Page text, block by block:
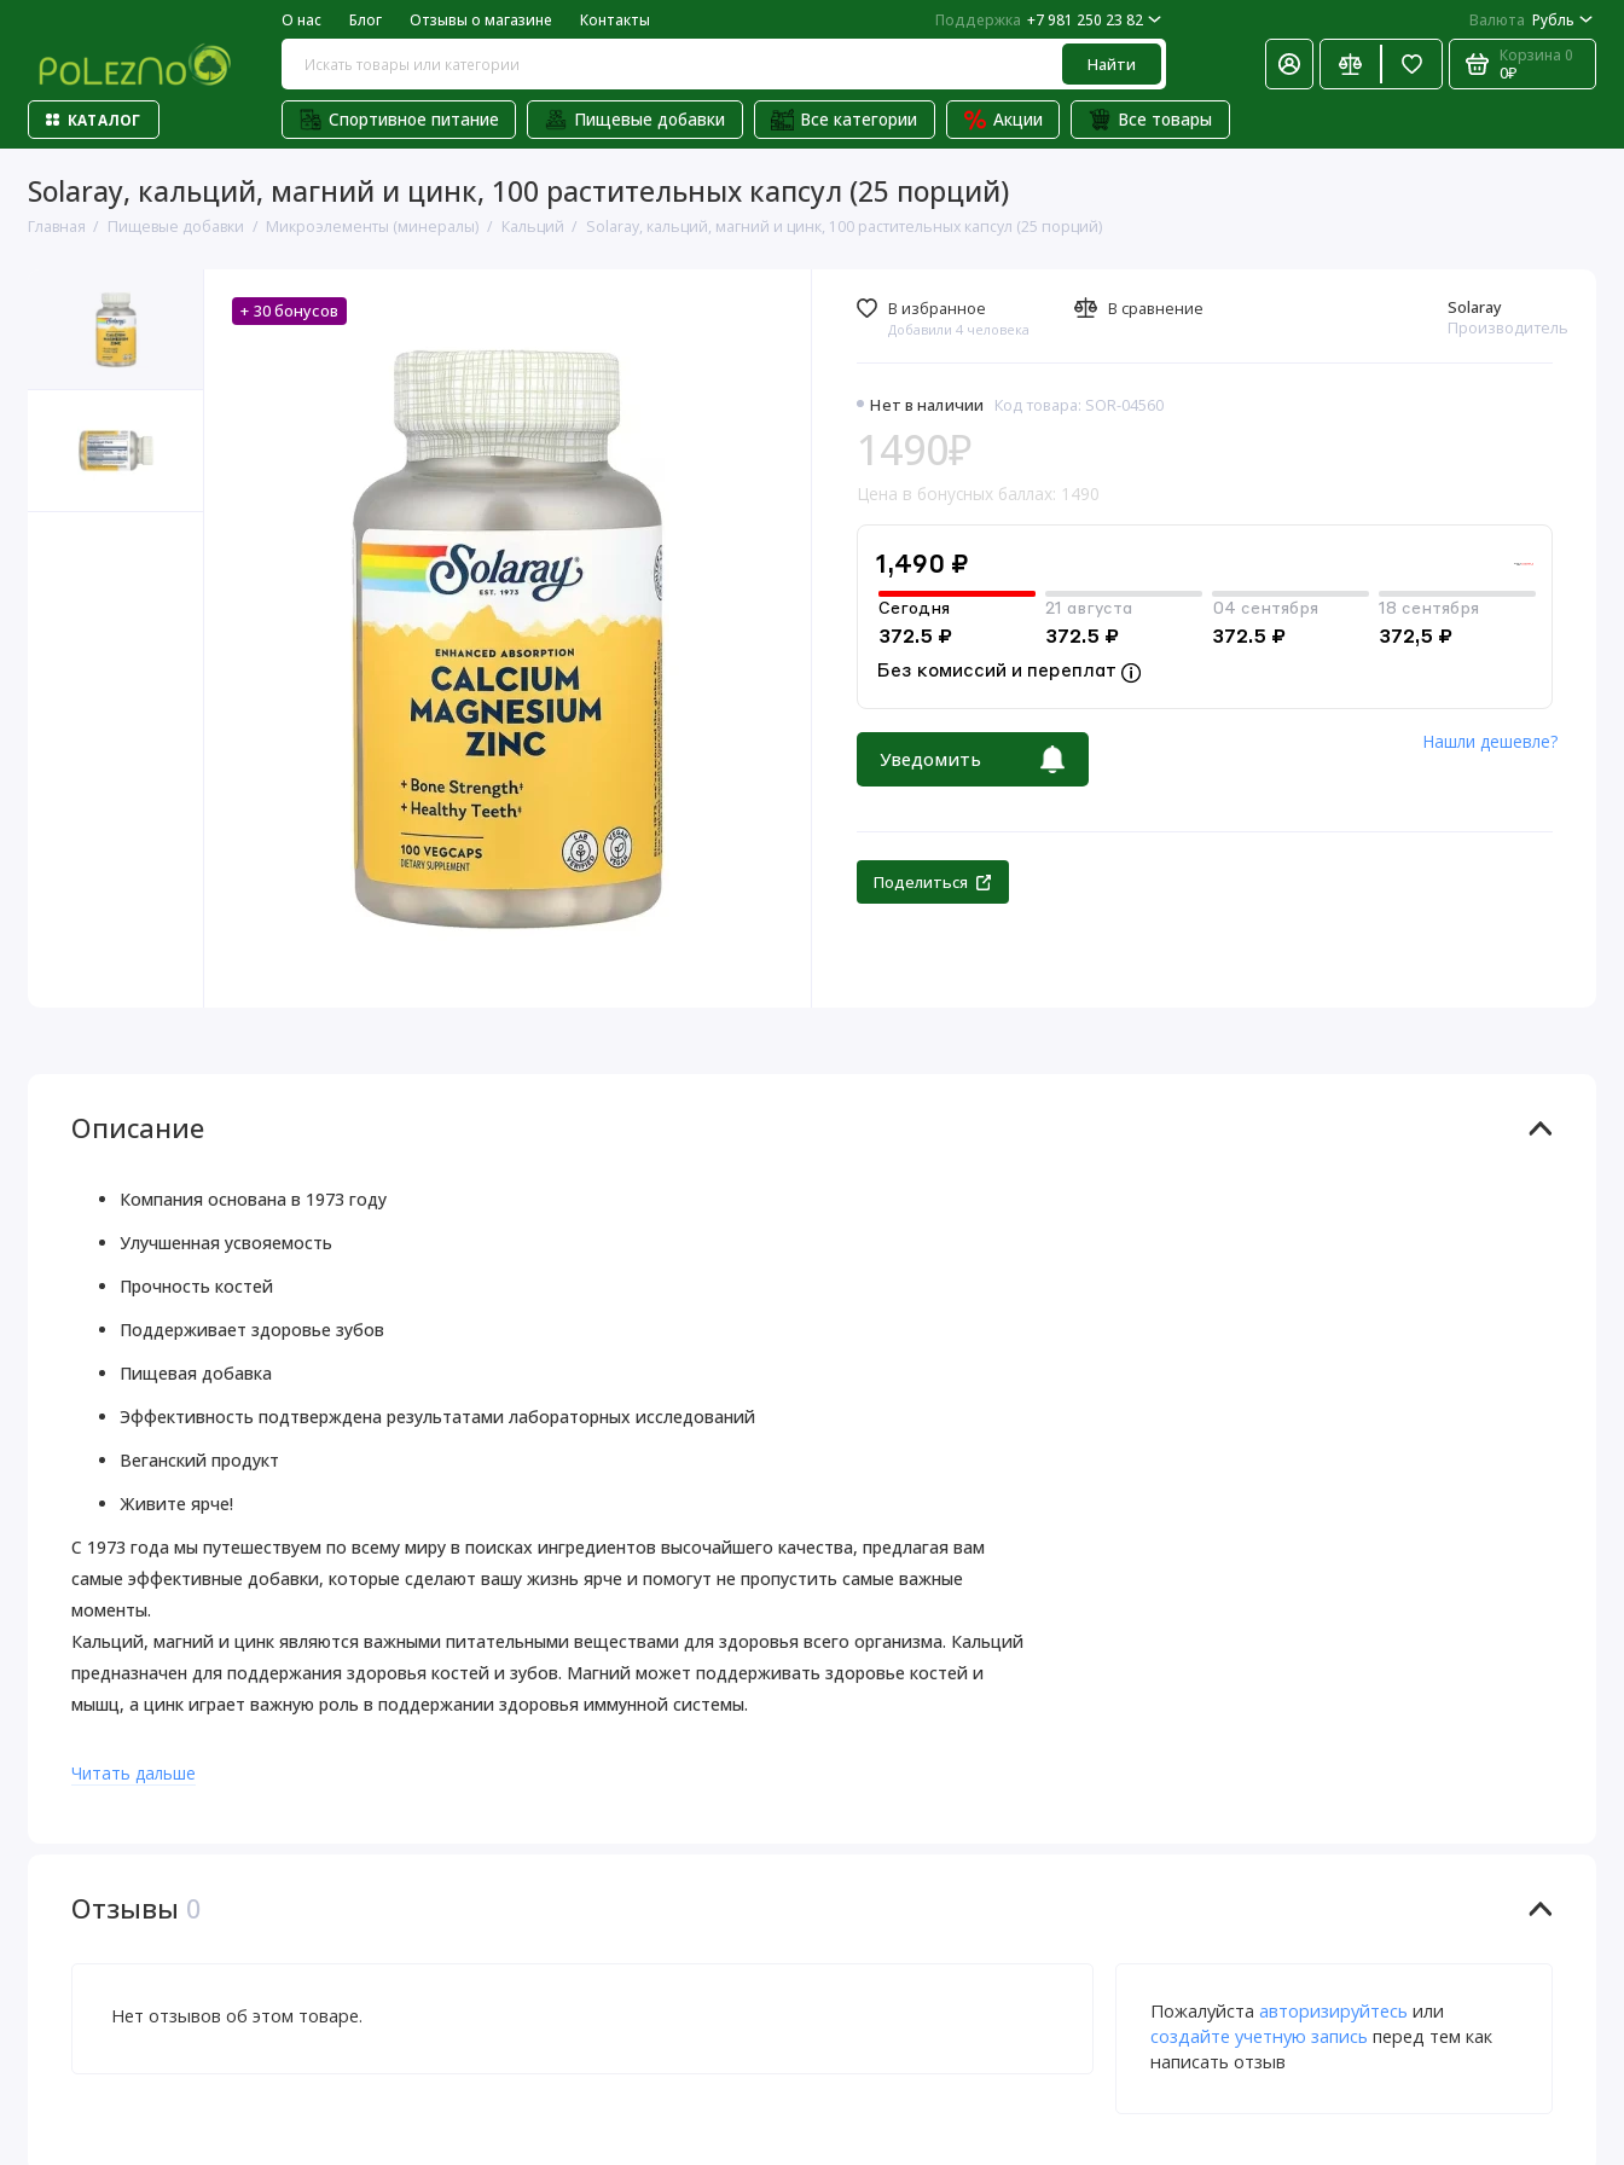
О нас Блог Отзывы о магазине Контакты Поддержка +7 981 250 23 82 Валюта Рубль
Найти Корзина 0
0₽
КАТАЛОГ Спортивное питание Пищевые добавки Все категории Акции Все товары
Solaray, кальций, магний и цинк, 100 растительных капсул (25 порций)
Главная Пищевые добавки Микроэлементы (минералы) Кальций Solaray, кальций, магний и цинк, 100 растительных капсул (25 порций)
+ 30 бонусов
Нет в наличии Код товара: SOR-04560
Solaray
Производитель
1490₽
Цена в бонусных баллах: 1490
1,490 ₽
Сегодня
372.5 ₽
21 августа
372.5 ₽
04 сентября
372.5 ₽
18 сентября
372,5 ₽
Без комиссий и переплат
Уведомить
Нашли дешевле?
В избранное
Добавили 4 человека
В сравнение
Поделиться
Описание
Компания основана в 1973 году
Улучшенная усвояемость
Прочность костей
Поддерживает здоровье зубов
Пищевая добавка
Эффективность подтверждена результатами лабораторных исследований
Веганский продукт
Живите ярче!
С 1973 года мы путешествуем по всему миру в поисках ингредиентов высочайшего качества, предлагая вам
самые эффективные добавки, которые сделают вашу жизнь ярче и помогут не пропустить самые важные
моменты.
Кальций, магний и цинк являются важными питательными веществами для здоровья всего организма. Кальций
предназначен для поддержания здоровья костей и зубов. Магний может поддерживать здоровье костей и
мышц, а цинк играет важную роль в поддержании здоровья иммунной системы.
Применять только согласно инструкции. Принимать по четыре растительные капсулы в день во время еды или
Хранить в сухом и прохладном месте.
Пищевая ценность
Читать дальше
Отзывы 0
Нет отзывов об этом товаре. Пожалуйста авторизируйтесь или
создайте учетную запись перед тем как
написать отзыв